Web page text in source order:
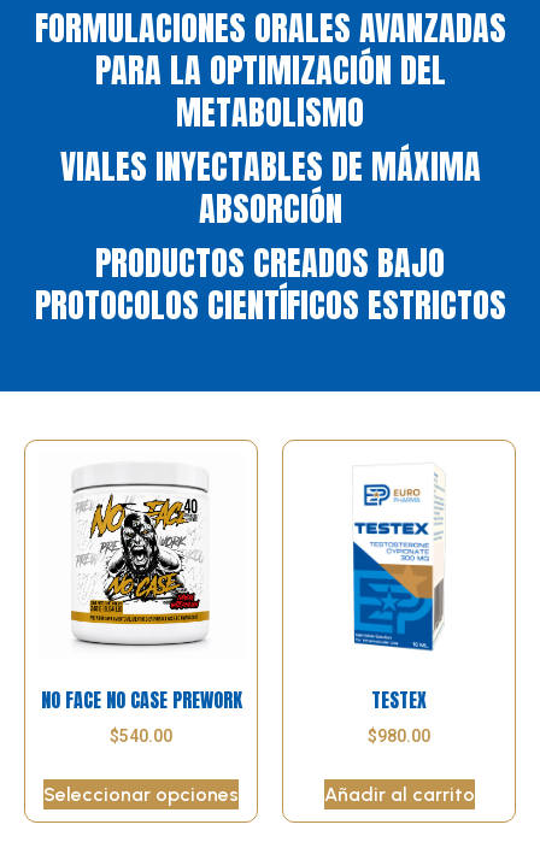
FORMULACIONES ORALES AVANZADAS
PARA LA OPTIMIZACIÓN DEL
METABOLISMO
VIALES INYECTABLES DE MÁXIMA
ABSORCIÓN
PRODUCTOS CREADOS BAJO
PROTOCOLOS CIENTÍFICOS ESTRICTOS
NO FACE NO CASE PREWORK
$540.00
Seleccionar opciones
TESTEX
$980.00
Añadir al carrito